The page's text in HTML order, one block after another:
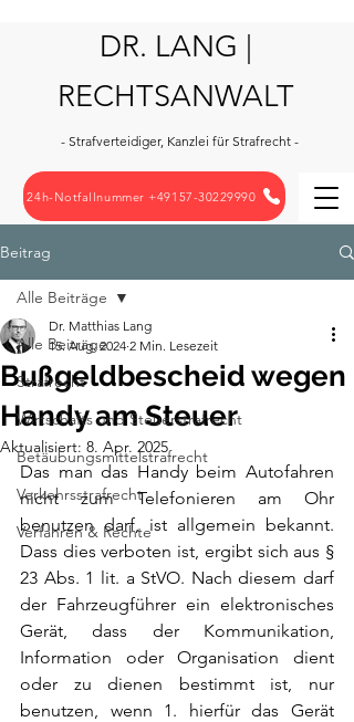
DR. LANG |
RECHTSANWALT
- Strafverteidiger, Kanzlei für Strafrecht -
24h-Notfallnummer +49157-30229990
Beitrag
Alle Beiträge
Strafrecht
Wirtschafts und Steuerstrafrecht
Betäubungsmittelstrafrecht
Verkehrsstrafrecht
Verfahren & Rechte
Alle Beiträge
Bußgeldbescheid wegen
Handy am Steuer
Dr. Matthias Lang
15. Aug. 2024 2 Min. Lesezeit
Aktualisiert: 8. Apr. 2025
Das man das Handy beim Autofahren
nicht zum Telefonieren am Ohr
benutzen darf, ist allgemein bekannt.
Dass dies verboten ist, ergibt sich aus §
23 Abs. 1 lit. a StVO. Nach diesem darf
der Fahrzeugführer ein elektronisches
Gerät, dass der Kommunikation,
Information oder Organisation dient
oder zu dienen bestimmt ist, nur
benutzen, wenn 1. hierfür das Gerät